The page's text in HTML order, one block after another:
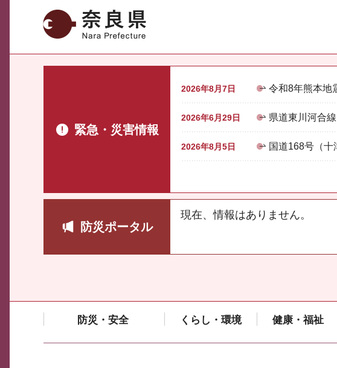
奈良県
緊急・災害情報
2026年8月7日 令和8年熊本地
2026年6月29日 県道東川河合
2026年8月5日 国道168号（
防災ポータル
現在、情報はありません。
防災・安全 くらし・環境 健康・福祉